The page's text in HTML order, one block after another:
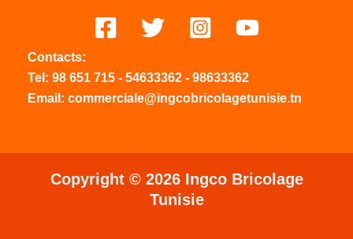
Contacts:
Tel: 98 651 715 - 54633362 - 98633362
Email: commerciale@ingcobricolagetunisie.tn
Copyright © 2026 Ingco Bricolage
Tunisie